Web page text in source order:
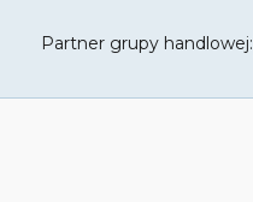
Partner grupy handlowej: